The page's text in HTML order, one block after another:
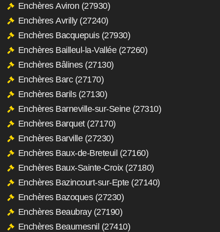
Enchères Aviron (27930)
Enchères Avrilly (27240)
Enchères Bacquepuis (27930)
Enchères Bailleul-la-Vallée (27260)
Enchères Bâlines (27130)
Enchères Barc (27170)
Enchères Barils (27130)
Enchères Barneville-sur-Seine (27310)
Enchères Barquet (27170)
Enchères Barville (27230)
Enchères Baux-de-Breteuil (27160)
Enchères Baux-Sainte-Croix (27180)
Enchères Bazincourt-sur-Epte (27140)
Enchères Bazoques (27230)
Enchères Beaubray (27190)
Enchères Beaumesnil (27410)